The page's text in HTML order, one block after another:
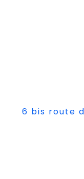
6 bis route de pouzaur, 17250 Sainte-